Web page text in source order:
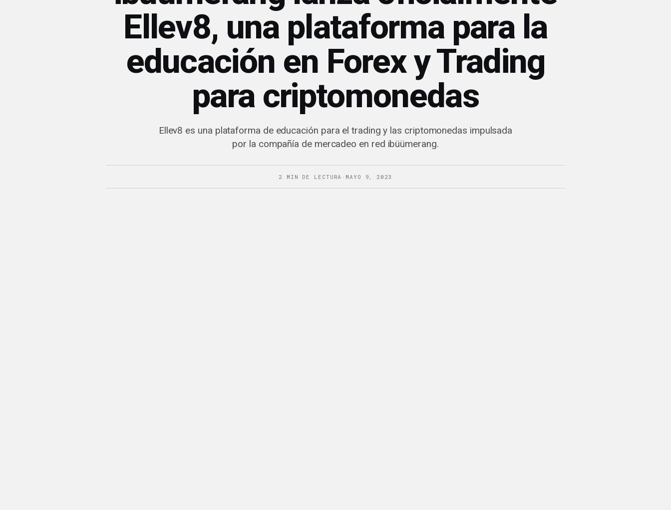
Ellev8, una plataforma para la
educación en Forex y Trading
para criptomonedas
Ellev8 es una plataforma de educación para el trading y las criptomonedas impulsada
por la compañía de mercadeo en red ibüümerang.
2 MIN DE LECTURA · MAYO 9, 2023